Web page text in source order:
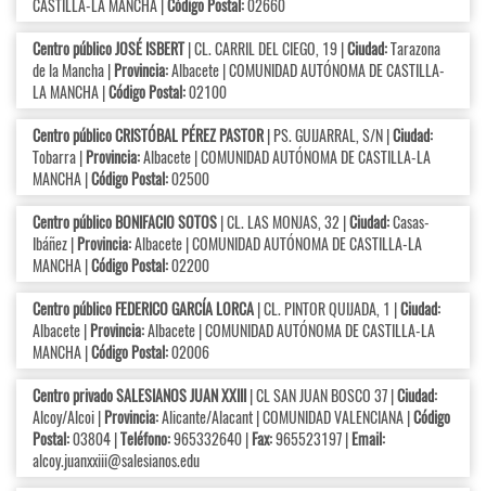
CASTILLA-LA MANCHA |Código Postal:02660
Centro público JOSÉ ISBERT| CL. CARRIL DEL CIEGO, 19 |Ciudad:Tarazona
de la Mancha |Provincia:Albacete | COMUNIDAD AUTÓNOMA DE CASTILLA-
LA MANCHA |Código Postal:02100
Centro público CRISTÓBAL PÉREZ PASTOR| PS. GUIJARRAL, S/N |Ciudad:
Tobarra |Provincia:Albacete | COMUNIDAD AUTÓNOMA DE CASTILLA-LA
MANCHA |Código Postal:02500
Centro público BONIFACIO SOTOS| CL. LAS MONJAS, 32 |Ciudad:Casas-
Ibáñez |Provincia:Albacete | COMUNIDAD AUTÓNOMA DE CASTILLA-LA
MANCHA |Código Postal:02200
Centro público FEDERICO GARCÍA LORCA| CL. PINTOR QUIJADA, 1 |Ciudad:
Albacete |Provincia:Albacete | COMUNIDAD AUTÓNOMA DE CASTILLA-LA
MANCHA |Código Postal:02006
Centro privado SALESIANOS JUAN XXIII| CL SAN JUAN BOSCO 37 |Ciudad:
Alcoy/Alcoi |Provincia:Alicante/Alacant | COMUNIDAD VALENCIANA |Código
Postal:03804 |Teléfono:965332640 |Fax:965523197 |Email:
alcoy.juanxxiii@salesianos.edu